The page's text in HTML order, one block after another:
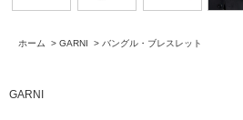
ホーム > GARNI > バングル・ブレスレット
GARNI